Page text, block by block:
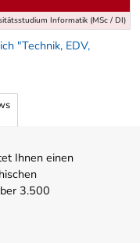
Informatik (MSc / DI)
"Technik, EDV,
Ihnen einen
3.500